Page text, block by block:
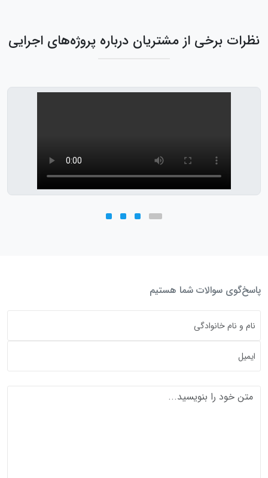
نظرات برخی از مشتریان درباره پروژه‌های اجرایی
پاسخ‌گوی سوالات شما هستیم